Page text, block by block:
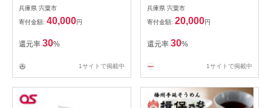
12000円 分 【 チケット 食事
券 ギフト プレゼント レスト
ラン 但馬牛 母の日 父の日 敬
老の日 誕生日 お祝い 】
兵庫県 宍粟市
寄付金額: 40,000円
還元率 30%
1サイトで掲載中
ン トッポ・ジージヨ お店で
使える チケット 食事券 ギフ
ト プレゼント レストラン 但
馬牛 母の日 父の日 敬老の日
誕生日 お祝い J48
兵庫県 宍粟市
寄付金額: 20,000円
還元率 30%
1サイトで掲載中